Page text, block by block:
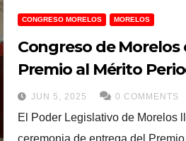
CONGRESO MORELOS MORELOS
Congreso de
Premio al Mérito
JUN 5, 2025 0 COMMENTS
El Poder Legislativo de Morelos
ceremonia de entrega del